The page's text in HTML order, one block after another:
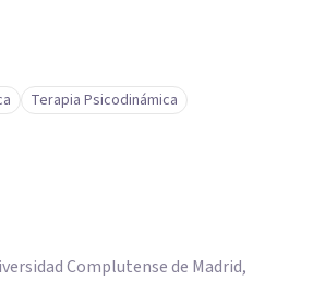
Terapia Psicodinámica
Complutense de Madrid,